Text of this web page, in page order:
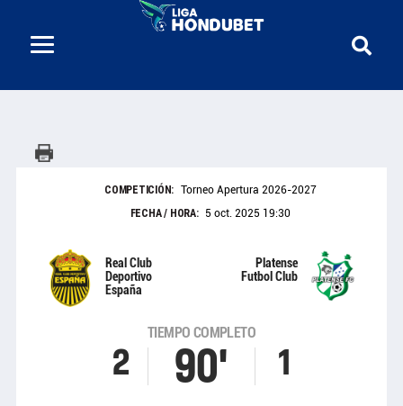
COMPETICIÓN: Torneo Apertura 2026-2027
FECHA / HORA: 5 oct. 2025 19:30
Real Club
Deportivo
España
2
TIEMPO COMPLETO
90'
Platense
Futbol Club
1